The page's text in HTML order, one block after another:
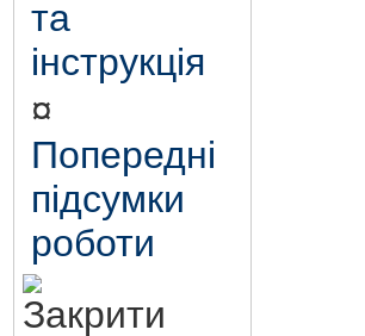
та
інструкція
¤
Попередні
підсумки
роботи